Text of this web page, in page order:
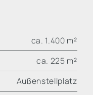
ca. 1.400 m²
ca. 225 m²
Außenstellplatz